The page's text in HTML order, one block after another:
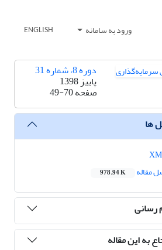
ورود به سامانه ENGLISH
دوره 8، شماره 31
پاییز 1398
صفحه49-70
ها
مقاله
978.94 K
به این مقاله